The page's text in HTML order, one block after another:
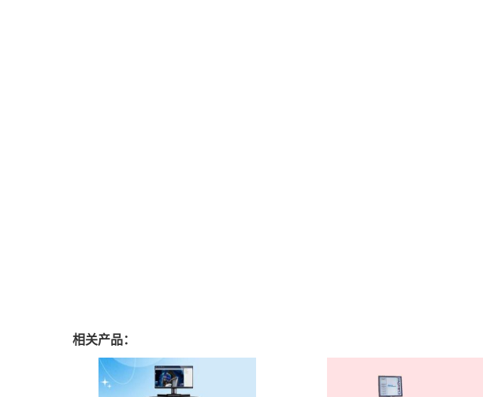
相关产品：